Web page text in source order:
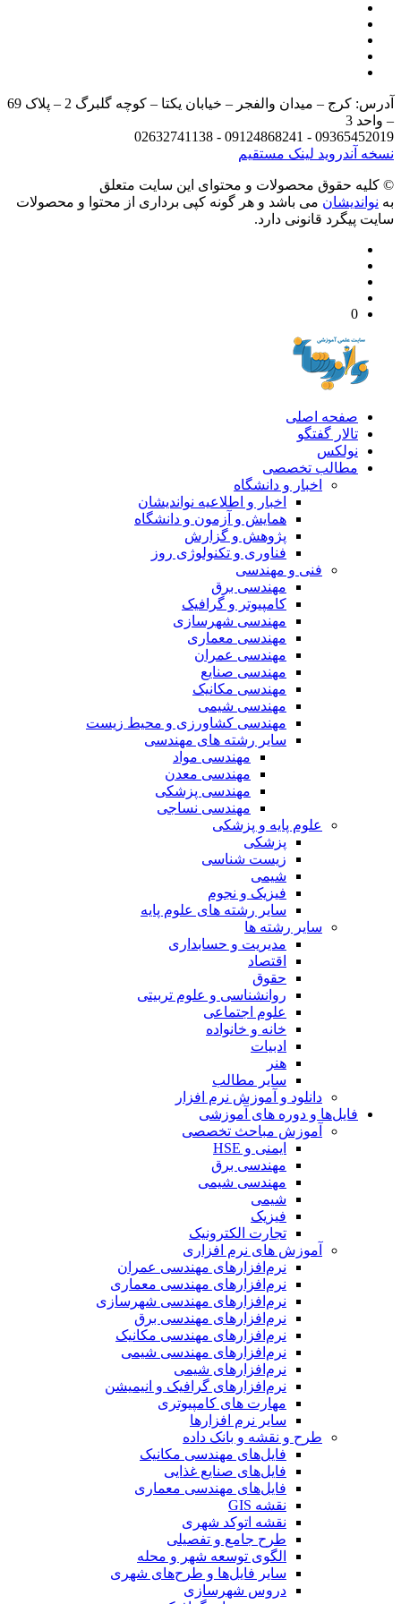
آدرس: کرج – میدان والفجر – خیابان یکتا – کوچه گلبرگ 2 – پلاک 69
3
09365452019 - 09124868241 -
آندرویدلینک مستقیم
حقوق محصولات و محتوای اين سایت متعلق
می باشد و هر گونه کپی برداری از محتوا و محصولات
پیگرد قانونی دارد.
صفحه اصلی
تالار گفتگو
نولکس
مطالب تخصصی
اخبار و دانشگاه
اخبار و اطلاعیه نواندیشان
همایش و آزمون و دانشگاه
پژوهش و گزارش
فناوری و تکنولوژی روز
فنی و مهندسی
مهندسی برق
کامپیوتر و گرافیک
مهندسی شهرسازی
مهندسی معماری
مهندسی عمران
مهندسی صنایع
مهندسی مکانیک
مهندسی شیمی
مهندسی کشاورزی و محیط زیست
سایر رشته های مهندسی
مهندسی مواد
مهندسی معدن
مهندسی پزشکی
مهندسی نساجی
علوم پایه و پزشکی
پزشکی
زیست شناسی
شیمی
فیزیک و نجوم
سایر رشته های علوم پایه
سایر رشته ها
مدیریت و حسابداری
اقتصاد
حقوق
روانشناسی و علوم تربیتی
علوم اجتماعی
خانه و خانواده
ادبیات
هنر
سایر مطالب
دانلود و آموزش نرم افزار
فایل‌ها و دوره های آموزشی
آموزش مباحث تخصصی
ایمنی و HSE
مهندسی برق
مهندسی شیمی
شیمی
فیزیک
تجارت الکترونیک
آموزش های نرم افزاری
نرم‌افزارهای مهندسی عمران
نرم‌افزارهای مهندسی معماری
نرم‌افزارهای مهندسی شهرسازی
نرم‌افزارهای مهندسی برق
نرم‌افزارهای مهندسی مکانیک
نرم‌افزارهای مهندسی شیمی
نرم‌افزارهای شیمی
نرم‌افزارهای گرافیک و انیمیشن
مهارت های کامپیوتری
سایر نرم افزارها
طرح و نقشه و بانک داده
فایل‌های مهندسی مکانیک
فایل‌های صنایع غذایی
فایل‌های مهندسی معماری
نقشه GIS
نقشه اتوکد شهری
طرح جامع و تفصیلی
الگوی توسعه شهر و محله
سایر فایل‌ها و طرح‌های شهری
دروس شهرسازی